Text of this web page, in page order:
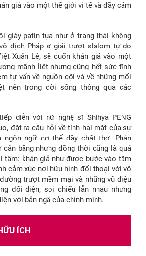
giả vào một thế giới vi tế và đầy cảm
giày patin tựa như ở trạng thái không
địch Pháp ở giải trượt slalom tự do
Xuân Lê, sẽ cuốn khán giả vào một
mãnh liệt nhưng cũng hết sức tĩnh
tự vấn về nguồn cội và về những mối
nên trong đời sống thông qua các
diễn với nữ nghệ sĩ Shihya PENG
đặt ra câu hỏi về tính hai mặt của sự
ngôn ngữ cơ thể đầy chất thơ. Phản
bằng nhưng đồng thời cũng là quá
tâm: khán giả như được bước vào tâm
cảm xúc nơi hữu hình đối thoại với vô
trượt mềm mại và những vũ điệu
đối diện, soi chiếu lẫn nhau nhưng
với bản ngã của chính mình.
ÍCH